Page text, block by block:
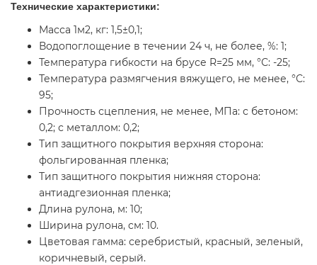
Технические характеристики:
Масса 1м2, кг: 1,5±0,1;
Водопоглощение в течении 24 ч, не более, %: 1;
Температура гибкости на брусе R=25 мм, °С: -25;
Температура размягчения вяжущего, не менее, °С:
95;
Прочность сцепления, не менее, МПа: с бетоном:
0,2; с металлом: 0,2;
Тип защитного покрытия верхняя сторона:
фольгированная пленка;
Тип защитного покрытия нижняя сторона:
антиадгезионная пленка;
Длина рулона, м: 10;
Ширина рулона, cм: 10.
Цветовая гамма: серебристый, красный, зеленый,
коричневый, серый.